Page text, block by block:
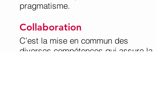
pragmatisme.
Collaboration
C’est la mise en commun des
diverses compétences qui assure la